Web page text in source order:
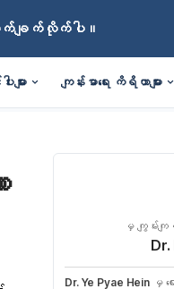
ချက်လိုက်ပါ။
းများ ကျန်းမာရေး ကိရိယာများ
မှ ကျွမ်းက
Dr. Ye Pyae Hein မှ ရ